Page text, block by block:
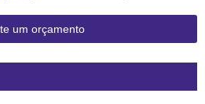
um orçamento